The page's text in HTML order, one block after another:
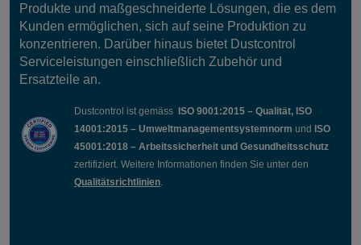
Produkte und maßgeschneiderte Lösungen, die es dem
Kunden ermöglichen, sich auf seine Produktion zu
konzentrieren. Darüber hinaus bietet Dustcontrol
Serviceleistungen einschließlich Zubehör und
Ersatzteile an.
Dustcontrol ist gemäss ISO 9001:2015 – Qualität, ISO
14001:2015 – Umweltmanagementsystemnorm und ISO
45001:2018 – Arbeitssicherheit und Gesundheitsschutz
zertifiziert. Weitere Informationen finden Sie unter den
Qualitätsrichtlinien